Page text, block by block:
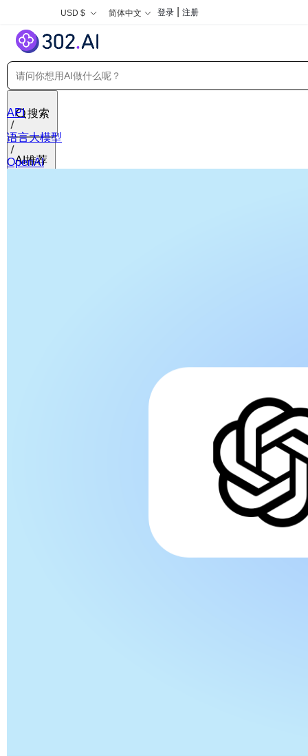
USD $ 简体中文 登录 注册
搜索
AI推荐
API
语言大模型
OpenAI